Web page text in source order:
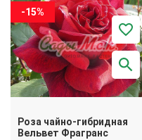
-15%
Роза чайно-гибридная
Вельвет Фрагранс